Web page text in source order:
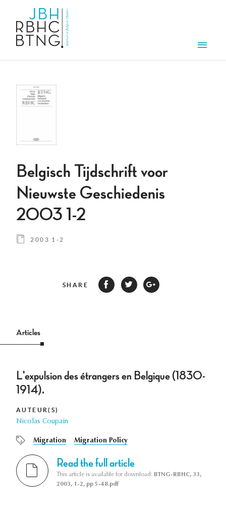
Belgisch Tijdschrift voor
Nieuwste Geschiedenis
2003 1-2
2003 1-2
SHARE
Articles
L'expulsion des étrangers en Belgique (1830-
1914).
AUTEUR(S)
Nicolas Coupain
Migration Migration Policy
Read the full article
This article is available for download: BTNG-RBHC, 33,
2003, 1-2, pp 5-48.pdf